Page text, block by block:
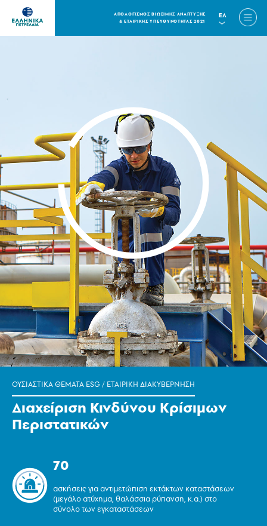
ΑΠΟΛΟΓΙΣΜΟΣ ΒΙΩΣΙΜΗΣ ΑΝΑΠΤΥΞΗΣ
& ΕΤΑΙΡΙΚΗΣ ΥΠΕΥΘΥΝΟΤΗΤΑΣ 2021
ΕΛ
ΟΥΣΙΑΣΤΙΚΑ ΘΕΜΑΤΑ ESG / ΕΤΑΙΡΙΚΗ ΔΙΑΚΥΒΕΡΝΗΣΗ
Διαχείριση Κινδύνου Κρίσιμων
Περιστατικών
70
ασκήσεις για αντιμετώπιση εκτάκτων καταστάσεων
(μεγάλο ατύχημα, θαλάσσια ρύπανση, κ.α.) στο
σύνολο των εγκαταστάσεων